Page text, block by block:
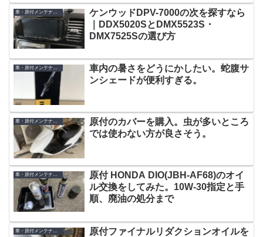
車・原付メンテナンス
ケンウッドDPV-7000の次を探すなら
｜DDX5020SとDMX5523S・
DMX7525Sの選び方
車・原付メンテナンス
車内の暑さをどうにかしたい。蛇腹サ
ンシェードが便利すぎる。
車・原付メンテナンス
原付のカバーを購入。虫が多いところ
では使わない方が良さそう。
車・原付メンテナンス
原付 HONDA DIO(JBH-AF68)のオイ
ル交換をしてみた。10W-30指定と手
順、廃油の処分まで
原付ファイナルリダクションオイルを